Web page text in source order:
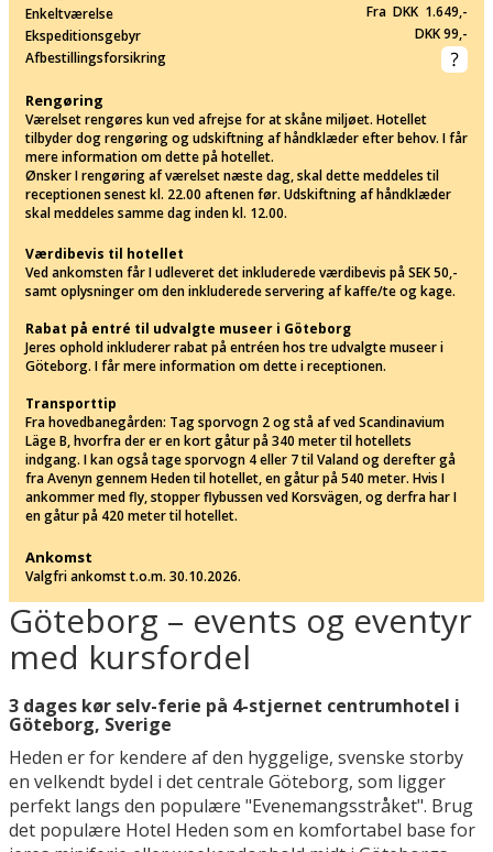
Göteborg – events og eventyr
med kursfordel
3 dages kør selv-ferie på 4-stjernet centrumhotel i
Göteborg, Sverige
Heden er for kendere af den hyggelige, svenske storby
en velkendt bydel i det centrale Göteborg, som ligger
perfekt langs den populære "Evenemangsstråket". Brug
det populære Hotel Heden som en komfortabel base for
Enkeltværelse
Fra DKK 1.649,-
Ekspeditionsgebyr
DKK 99,-
Afbestillingsforsikring
Rengøring
Værelset rengøres kun ved afrejse for at skåne miljøet. Hotellet
tilbyder dog rengøring og udskiftning af håndklæder efter behov. I får
mere information om dette på hotellet.
Ønsker I rengøring af værelset næste dag, skal dette meddeles til
receptionen senest kl. 22.00 aftenen før. Udskiftning af håndklæder
skal meddeles samme dag inden kl. 12.00.
Værdibevis til hotellet
Ved ankomsten får I udleveret det inkluderede værdibevis på SEK 50,-
samt oplysninger om den inkluderede servering af kaffe/te og kage.
Rabat på entré til udvalgte museer i Göteborg
Jeres ophold inkluderer rabat på entréen hos tre udvalgte museer i
Göteborg. I får mere information om dette i receptionen.
Transporttip
Fra hovedbanegården: Tag sporvogn 2 og stå af ved Scandinavium
Läge B, hvorfra der er en kort gåtur på 340 meter til hotellets
indgang. I kan også tage sporvogn 4 eller 7 til Valand og derefter gå
fra Avenyn gennem Heden til hotellet, en gåtur på 540 meter. Hvis I
ankommer med fly, stopper flybussen ved Korsvägen, og derfra har I
en gåtur på 420 meter til hotellet.
Ankomst
Valgfri ankomst t.o.m. 30.10.2026.